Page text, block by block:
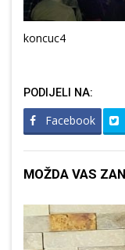
koncuc4
PODIJELI NA:
Facebook
MOŽDA VAS